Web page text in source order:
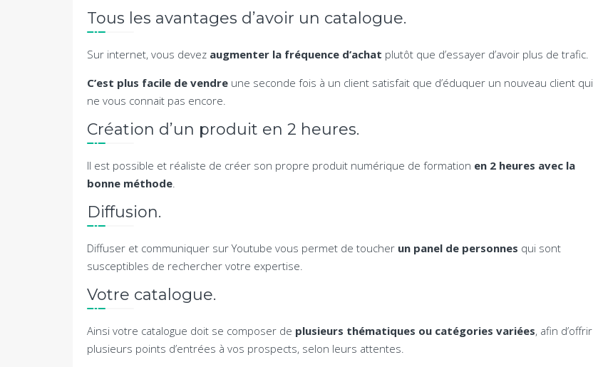
Tous les avantages d’avoir un catalogue.
Sur internet, vous devez augmenter la fréquence d’achat plutôt que d’essayer d’avoir plus de trafic.
C’est plus facile de vendre une seconde fois à un client satisfait que d’éduquer un nouveau client qui
ne vous connait pas encore.
Création d’un produit en 2 heures.
Il est possible et réaliste de créer son propre produit numérique de formation en 2 heures avec la
bonne méthode.
Diffusion.
Diffuser et communiquer sur Youtube vous permet de toucher un panel de personnes qui sont
susceptibles de rechercher votre expertise.
Votre catalogue.
Ainsi votre catalogue doit se composer de plusieurs thématiques ou catégories variées, afin d’offrir
plusieurs points d’entrées à vos prospects, selon leurs attentes.